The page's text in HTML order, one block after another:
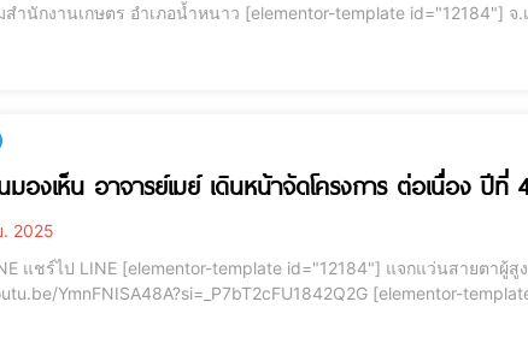
น้ำหนาว [elementor-template id="12184"] จ.เพชรบูรณ์ เกิดเหตุการณ์แสนประทับใจเมื่อ อาจารย์
มองเห็น อาจารย์เมย์ เดินหน้าจัดโครงการ ต่อเนื่อง ปี
. 2025
คนมองเห็นปีที่ 4 .
[elementor-template id="12187"] อาจารย์เมย์ เดินหน้าจัดโครงการ “ทำดี